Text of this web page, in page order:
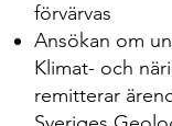
förvärvas
Ansökan om
Klimat- och
remitterar